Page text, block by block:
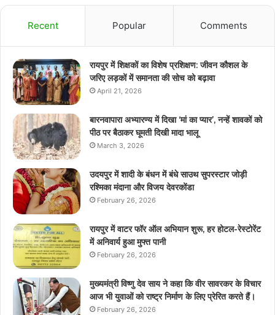
Recent Popular Comments
रायपुर में शिक्षकों का विशेष प्रशिक्षण: जीवन कौशल के
जरिए लड़कों में समानता की सोच को बढ़ावा
April 21, 2026
बारनवापारा अभ्यारण्य में दिखा ‘मां का प्यार’, नन्हें शावकों को
पीठ पर बैठाकर घूमती दिखी मादा भालू
March 3, 2026
उदयपुर में शादी के बंधन में बंधे साउथ सुपरस्टार जोड़ी
रश्मिका मंदाना और विजय देवरकोंडा
February 26, 2026
रायपुर में वाटर फॉर ऑल अभियान शुरू, हर होटल-रेस्टोरेंट
में अनिवार्य हुआ मुफ्त पानी
February 26, 2026
मुख्यमंत्री विष्णु देव साय ने कहा कि वीर सावरकर के विचार
आज भी युवाओं को राष्ट्र निर्माण के लिए प्रेरित करते हैं।
February 26, 2026